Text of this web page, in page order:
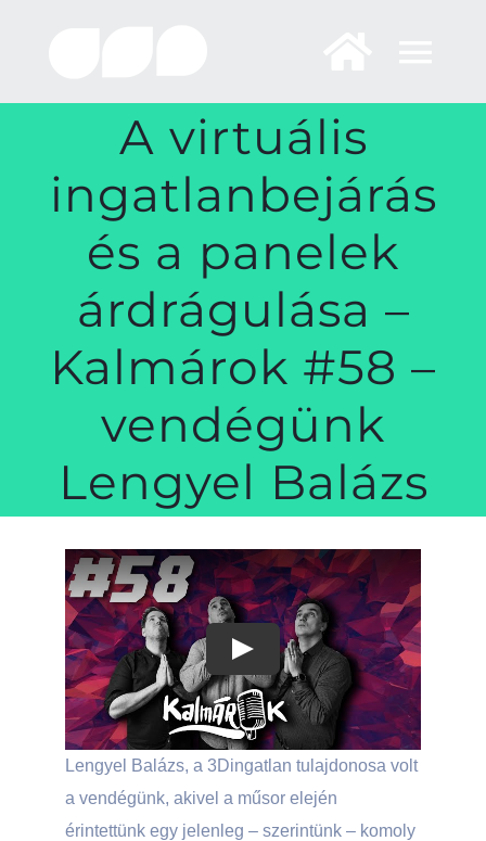
A virtuális
ingatlanbejárás
és a panelek
árdrágulása –
Kalmárok #58 –
vendégünk
Lengyel Balázs
Play
Lengyel Balázs, a 3Dingatlan tulajdonosa volt
a vendégünk, akivel a műsor elején
érintettünk egy jelenleg – szerintünk – komoly